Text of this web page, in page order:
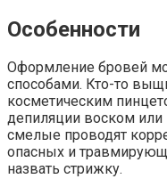
Особенности
Оформление бровей
способами. Кто-то
косметическим
депиляции воском
смелые проводят
опасных и
назвать стрижку.